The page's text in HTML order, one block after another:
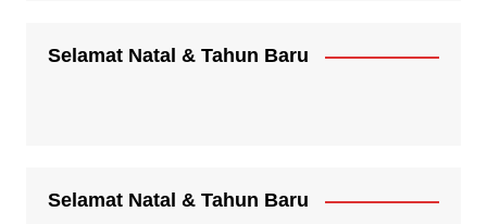
Selamat Natal & Tahun Baru
Selamat Natal & Tahun Baru